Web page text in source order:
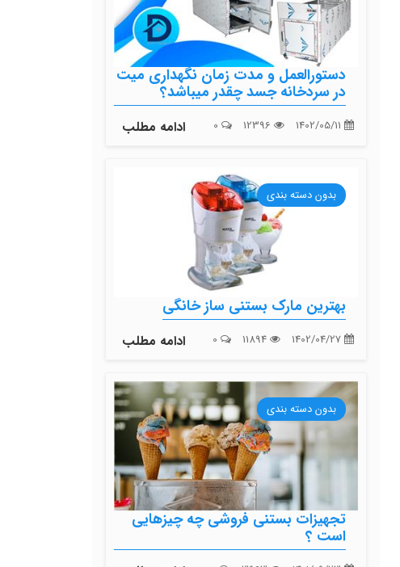
دستورالعمل و مدت زمان نگهداری میت
در سردخانه جسد چقدر میباشد؟
ادامه مطلب
بدون دسته بندی
بهترین مارک بستنی ساز خانگی
ادامه مطلب
بدون دسته بندی
تجهیزات بستنی فروشی چه چیزهایی
است ؟